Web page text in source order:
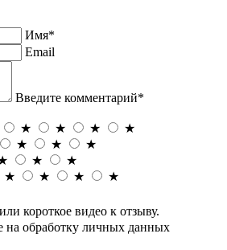
Имя*
Email
Введите комментарий*
★ ★ ★
★
★ ★
★
★
★
★ ★ ★
★
короткое видео к отзыву.
на обработку личных данных